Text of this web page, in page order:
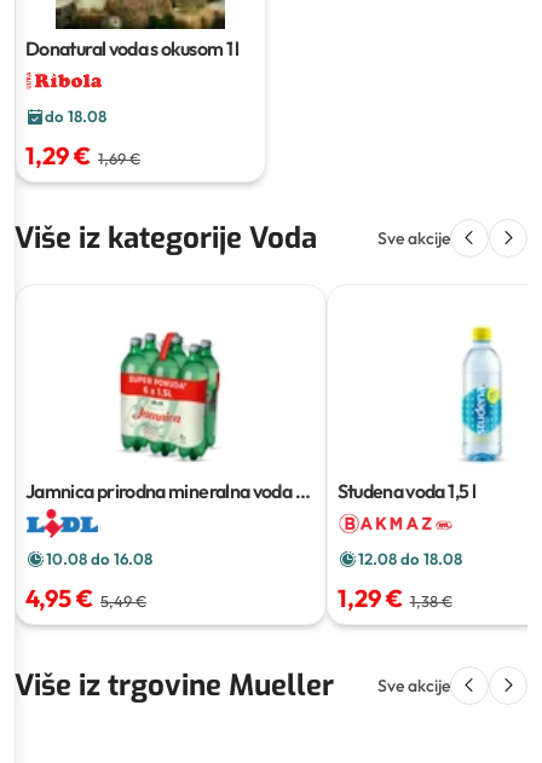
Donatural voda s okusom1 l
do 18.08
1,29 € 1,69 €
Više iz kategorije Voda Sve akcije
Jamnica prirodna mineralna voda6
x 1.5 l
10.08 do 16.08
4,95 € 5,49 €
Studena voda1,5 l
12.08 do 18.08
1,29 € 1,38 €
Više iz trgovine Mueller Sve akcije